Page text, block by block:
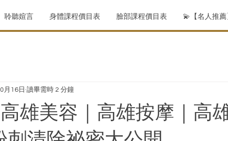
聆聽媗言 身體課程價目表 臉部課程價目表 💫【名人推
美容｜高雄按摩｜高
月16日 讀畢需時 2 分鐘